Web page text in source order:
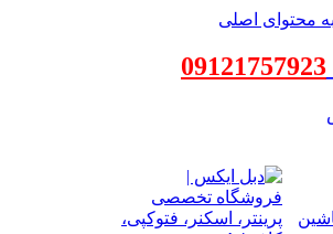
محتوای اصلی
09121757923